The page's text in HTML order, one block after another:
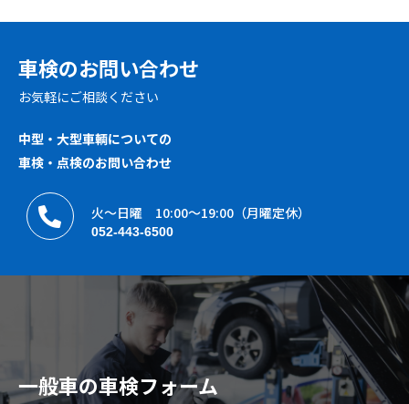
車検のお問い合わせ
お気軽にご相談ください
中型・大型車輌についての
車検・点検のお問い合わせ
火〜日曜 10:00〜19:00（月曜定休）
052-443-6500
一般車の車検フォーム